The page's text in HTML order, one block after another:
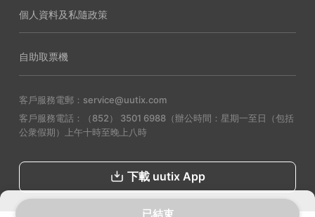
已結束
個人資料及私隨政策
自助取票機
客戶服務電郵：service@uutix.com
客戶服務電話：（852） 3501 6988（辦公時間：星期一至日（包括
公衆假期）上午十時至晚上八時
下載 uutix App